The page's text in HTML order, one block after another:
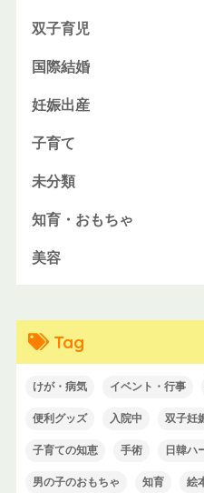
双子育児
国際結婚
妊娠出産
子育て
未分類
知育・おもちゃ
美容
Tag
けが・病気 イベント・行事
便利グッズ 入院中 双子妊
子育ての知恵 手術 日韓ハ
男の子のおもちゃ 知育 絵